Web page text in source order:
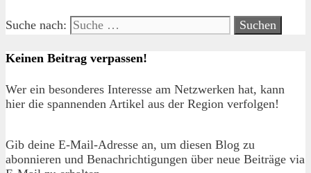
Suche nach:
Keinen Beitrag verpassen!
Wer ein besonderes Interesse am Netzwerken hat, kann
hier die spannenden Artikel aus der Region verfolgen!
Gib deine E-Mail-Adresse an, um diesen Blog zu
abonnieren und Benachrichtigungen über neue Beiträge via